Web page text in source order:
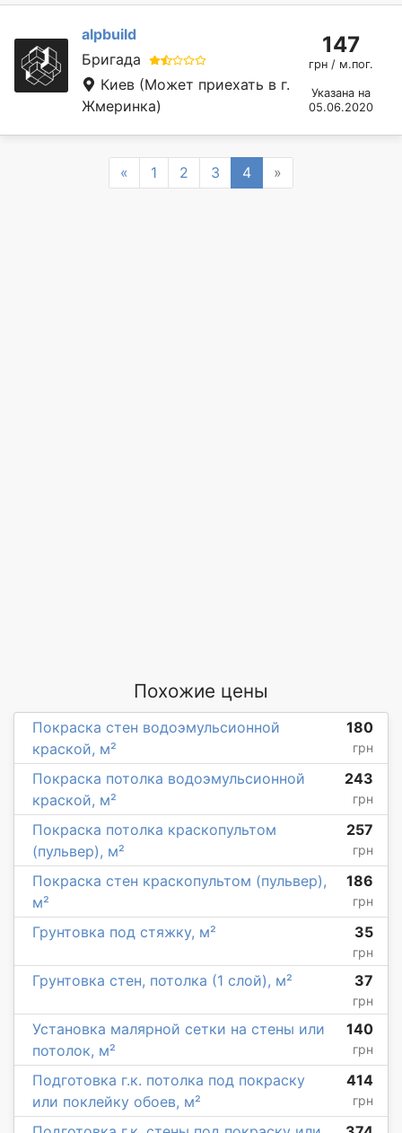
alpbuild
Бригада
Киев (Может приехать в г.
Жмеринка)
147
грн / м.пог.
Указана на
05.06.2020
« Previous
1 2 3 4 »
Похожие цены
Покраска стен водоэмульсионной
краской, м²
180
грн
Покраска потолка водоэмульсионной
краской, м²
243
грн
Покраска потолка краскопультом
(пульвер), м²
257
грн
Покраска стен краскопультом (пульвер),
м²
186
грн
Грунтовка под стяжку, м² 35
грн
Грунтовка стен, потолка (1 слой), м² 37
грн
Установка малярной сетки на стены или
потолок, м²
140
грн
Подготовка г.к. потолка под покраску
или поклейку обоев, м²
414
грн